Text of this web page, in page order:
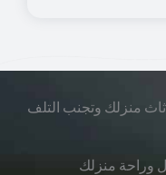
منزلك وتجنب التلف
وراحة منزلك